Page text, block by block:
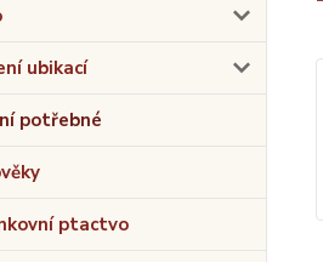
ubikací
potřebné
ptactvo